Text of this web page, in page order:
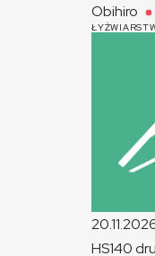
Obihiro
HS140